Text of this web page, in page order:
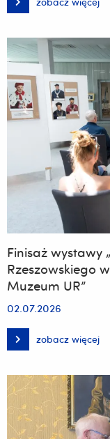
Walne
Wyborcze
Stowarzyszenia
Muzeów
Uczelnianych
z
udziałem
przedstawicielek
Muzeum
UR
Finisaż wystawy
Rzeszowskiego
Muzeum UR”
02.07.2026
zobacz więcej
Finisaż
wystawy
lecie
Uniwersytetu
Rzeszowskiego
pamiątkach
artefaktach